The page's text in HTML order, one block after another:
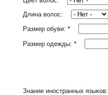
Длина волос:
Размер обуви: *
Размер одежды: *
Знание иностранных языков: